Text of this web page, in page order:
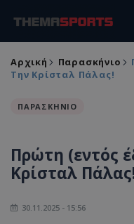
Αρχική Παρασκήνιο
Την Κρίσταλ Πάλας!
ΠΑΡΑΣΚΗΝΙΟ
Πρώτη (εντός
Κρίσταλ
30.11.2025 - 15:56